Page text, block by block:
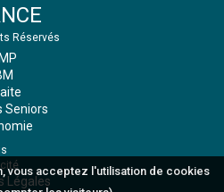
vous acceptez l'utilisation de cookies
Réservés
Seniors
Légales